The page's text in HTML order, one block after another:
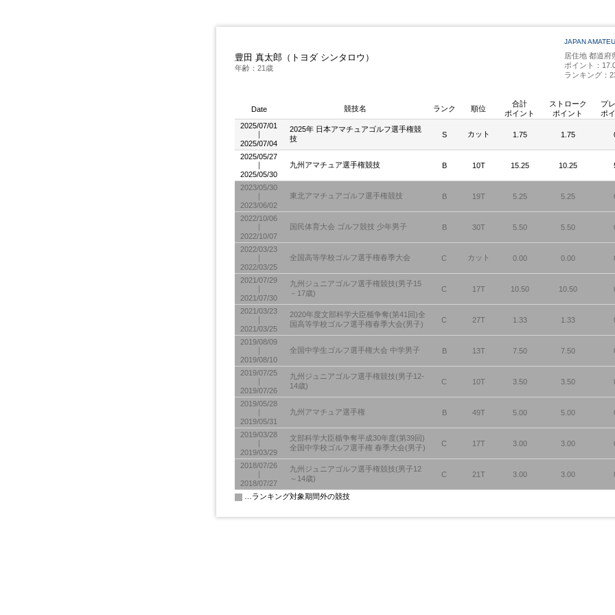
JAPAN
豊田 真太郎（トヨダ シンタロウ）
年齢：21歳
居住地 都道府
ポイント：
ランキング：
Date 競技名 ランク 順位
合計
ポイント
ストローク
ポイント
プ
ポ
2025/07/01
｜
2025/07/04
2025年 日本アマチュアゴルフ選手権競
技
S カット 1.75 1.75
2025/05/27
｜
2025/05/30
九州アマチュア選手権競技 B 10T 15.25 10.25
2023/05/30
｜
2023/06/02
東北アマチュアゴルフ選手権競技 B 19T 5.25 5.25
2022/10/06
｜
2022/10/07
国民体育大会 ゴルフ競技 少年男子 B 30T 5.50 5.50
2022/03/23
｜
2022/03/25
全国高等学校ゴルフ選手権春季大会 C カット 0.00 0.00
2021/07/29
｜
2021/07/30
九州ジュニアゴルフ選手権競技(男子15
－17歳)
C 17T 10.50 10.50
2021/03/23
｜
2021/03/25
2020年度文部科学大臣楯争奪(第41回)全
国高等学校ゴルフ選手権春季大会(男子)
C 27T 1.33 1.33
2019/08/09
｜
2019/08/10
全国中学生ゴルフ選手権大会 中学男子 B 13T 7.50 7.50
2019/07/25
｜
2019/07/26
九州ジュニアゴルフ選手権競技(男子12-
14歳)
C 10T 3.50 3.50
2019/05/28
｜
2019/05/31
九州アマチュア選手権 B 49T 5.00 5.00
2019/03/28
｜
2019/03/29
文部科学大臣楯争奪平成30年度(第39回)
全国中学校ゴルフ選手権 春季大会(男子)
C 17T 3.00 3.00
2018/07/26
｜
2018/07/27
九州ジュニアゴルフ選手権競技(男子12
～14歳)
C 21T 3.00 3.00
…ランキング対象期間外の競技